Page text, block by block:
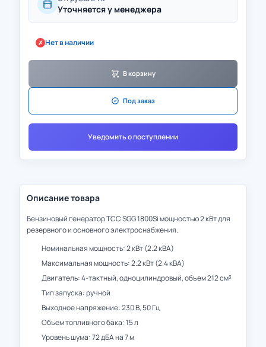
Уточняется у менеджера
✗ Нет в наличии
В корзину
Под заказ
Уведомить о поступлении
Описание товара
Бензиновый генератор ТСС SGG 1800Si мощностью 2 кВт для
резервного и основного электроснабжения.
Номинальная мощность: 2 кВт (2.2 кВА)
Максимальная мощность: 2.2 кВт (2.4 кВА)
Двигатель: 4-тактный, одноцилиндровый, объем 212 см³
Тип запуска: ручной
Выходное напряжение: 230 В, 50 Гц
Объем топливного бака: 15 л
Уровень шума: 72 дБА на 7 м